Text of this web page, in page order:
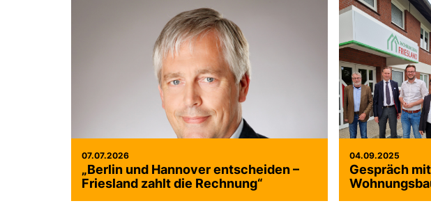
07.07.2026
Berlin und Hannover entscheiden –
Friesland zahlt die Rechnung“
04.09.2025
Gespräch